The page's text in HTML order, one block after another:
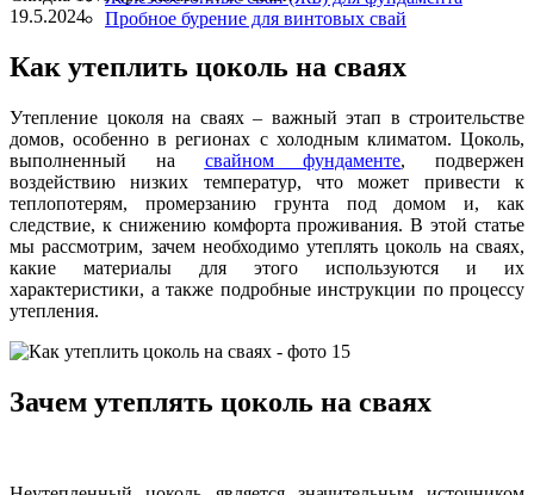
Пробное бурение для винтовых свай
19.5.2024
Как утеплить цоколь на сваях
Утепление цоколя на сваях – важный этап в строительстве
домов, особенно в регионах с холодным климатом. Цоколь,
выполненный на свайном фундаменте, подвержен
воздействию низких температур, что может привести к
теплопотерям, промерзанию грунта под домом и, как
следствие, к снижению комфорта проживания. В этой статье
мы рассмотрим, зачем необходимо утеплять цоколь на сваях,
какие материалы для этого используются и их
характеристики, а также подробные инструкции по процессу
утепления.
Зачем утеплять цоколь на сваях